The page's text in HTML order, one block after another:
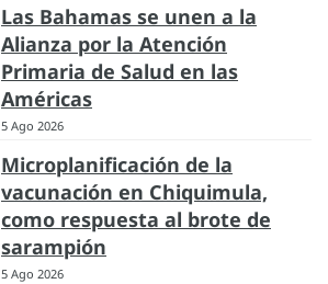
Las Bahamas se unen a la
Alianza por la Atención
Primaria de Salud en las
Américas
5 Ago 2026
Microplanificación de la
vacunación en Chiquimula,
como respuesta al brote de
sarampión
5 Ago 2026